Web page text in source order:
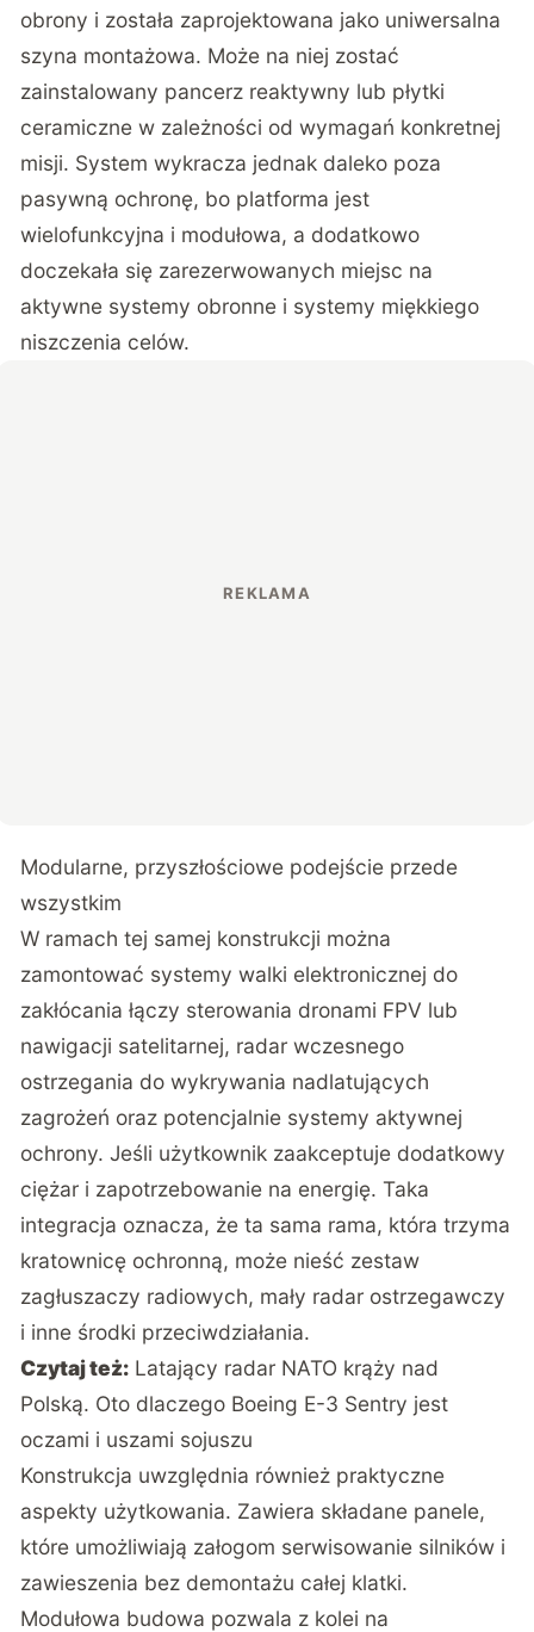
obrony i została zaprojektowana jako uniwersalna
szyna montażowa. Może na niej zostać
zainstalowany pancerz reaktywny lub płytki
ceramiczne w zależności od wymagań konkretnej
misji. System wykracza jednak daleko poza
pasywną ochronę, bo platforma jest
wielofunkcyjna i modułowa, a dodatkowo
doczekała się zarezerwowanych miejsc na
aktywne systemy obronne i systemy miękkiego
niszczenia celów.
Modularne, przyszłościowe podejście przede
wszystkim
W ramach tej samej konstrukcji można
zamontować systemy walki elektronicznej do
zakłócania łączy sterowania dronami FPV lub
nawigacji satelitarnej, radar wczesnego
ostrzegania do wykrywania nadlatujących
zagrożeń oraz potencjalnie systemy aktywnej
ochrony. Jeśli użytkownik zaakceptuje dodatkowy
ciężar i zapotrzebowanie na energię. Taka
integracja oznacza, że ta sama rama, która trzyma
kratownicę ochronną, może nieść zestaw
zagłuszaczy radiowych, mały radar ostrzegawczy
i inne środki przeciwdziałania.
Czytaj też: Latający radar NATO krąży nad
Polską. Oto dlaczego Boeing E-3 Sentry jest
oczami i uszami sojuszu
Konstrukcja uwzględnia również praktyczne
aspekty użytkowania. Zawiera składane panele,
które umożliwiają załogom serwisowanie silników i
zawieszenia bez demontażu całej klatki.
Modułowa budowa pozwala z kolei na